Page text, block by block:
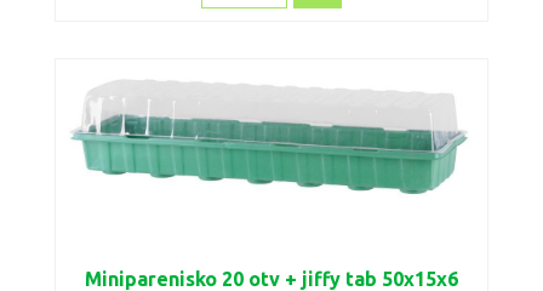
Miniparenisko 20 otv + jiffy tab 50x15x6